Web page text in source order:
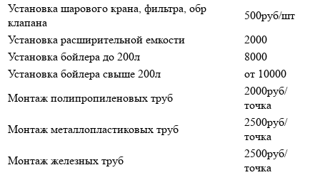
Установка шарового крана, фильтра, обр
клапана
500руб/шт
Установка расширительной емкости
2000
Установка бойлера до 200л
8000
Установка бойлера свыше 200л
от 10000
Монтаж полипропиленовых труб
2000руб/
точка
Монтаж металлопластиковых труб
2500руб/
точка
Монтаж железных труб
2500руб/
точка